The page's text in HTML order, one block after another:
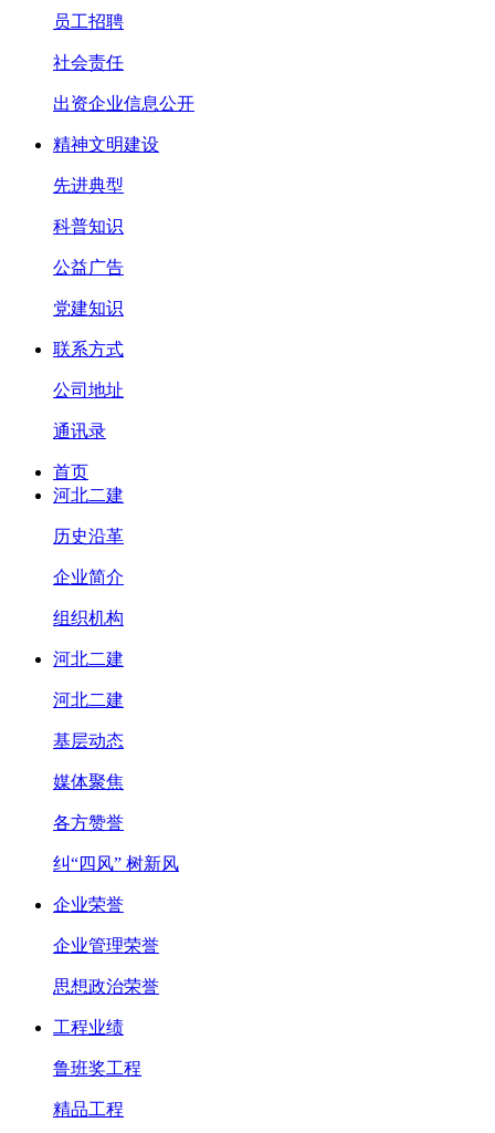
员工招聘
社会责任
出资企业信息公开
精神文明建设
先进典型
科普知识
公益广告
党建知识
联系方式
公司地址
通讯录
首页
河北二建
历史沿革
企业简介
组织机构
河北二建
河北二建
基层动态
媒体聚焦
各方赞誉
纠“四风” 树新风
企业荣誉
企业管理荣誉
思想政治荣誉
工程业绩
鲁班奖工程
精品工程